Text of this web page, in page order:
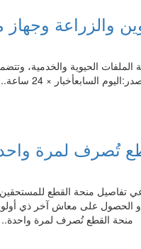
التموين
الأخبار فى 24
تُصرف لمرة
تفاصيل منحة القطع
الحصول على معاش آخر ذي
منحة القطع تُصرف لمرة